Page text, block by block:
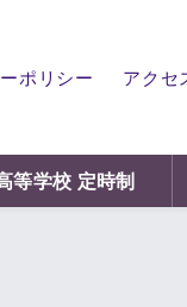
ポリシー アクセ
等学校 定時制